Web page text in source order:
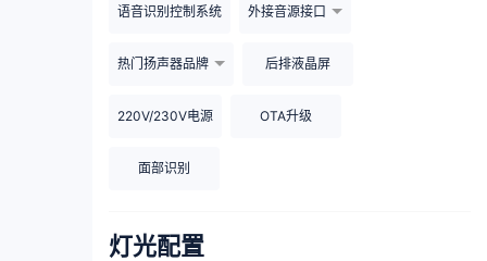
语音识别控制系统 外接音源接口
热门扬声器品牌 后排液晶屏
220V/230V电源 OTA升级
面部识别
灯光配置